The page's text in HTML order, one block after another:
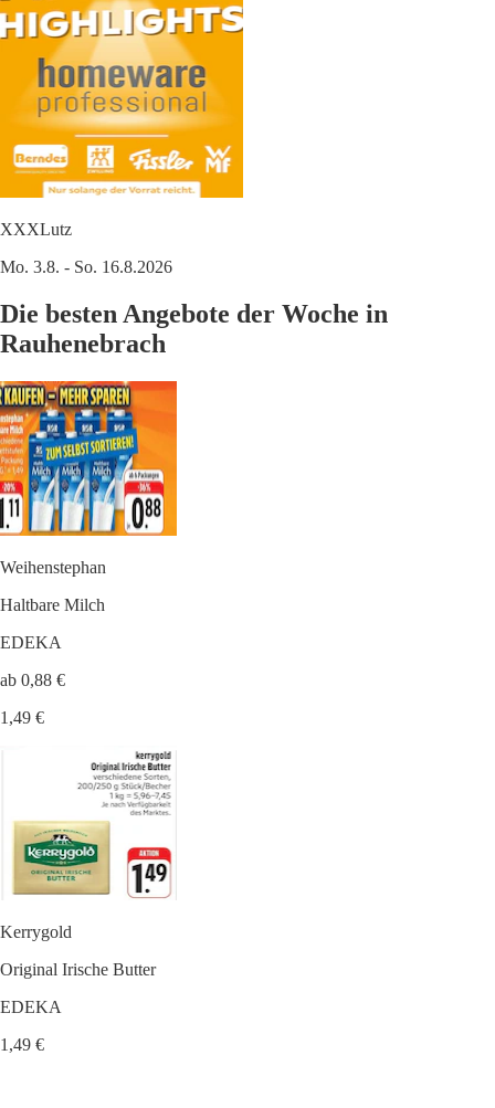
XXXLutz
Mo. 3.8. - So. 16.8.2026
Die besten Angebote der Woche in
Rauhenebrach
Weihenstephan
Haltbare Milch
EDEKA
ab 0,88 €
1,49 €
Kerrygold
Original Irische Butter
EDEKA
1,49 €